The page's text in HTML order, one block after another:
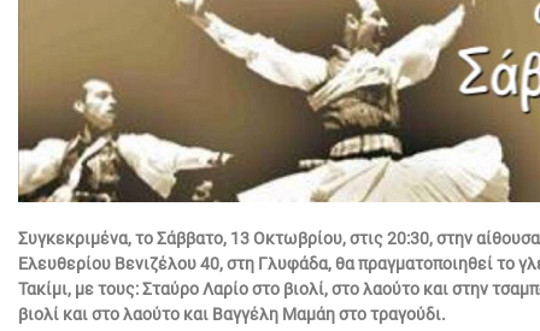
Συγκεκριμένα, το Σάββατο, 13 Οκτωβρίου, στις 20:30, στην
Ελευθερίου Βενιζέλου 40, στη Γλυφάδα, θα πραγματοποιηθεί το
Τακίμι, με τους: Σταύρο Λαρίο στο βιολί, στο λαούτο και στην
βιολί και στο λαούτο και Βαγγέλη Μαμάη στο τραγούδι.